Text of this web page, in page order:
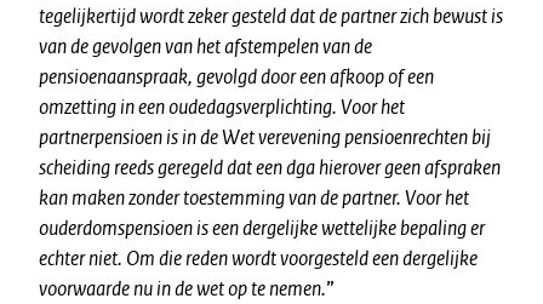
tegelijkertijd wordt zeker gesteld dat de partner zich bewust is
van de gevolgen van het afstempelen van de
pensioenaanspraak, gevolgd door een afkoop of een
omzetting in een oudedagsverplichting. Voor het
partnerpensioen is in de Wet verevening pensioenrechten bij
scheiding reeds geregeld dat een dga hierover geen afspraken
kan maken zonder toestemming van de partner. Voor het
ouderdomspensioen is een dergelijke wettelijke bepaling er
echter niet. Om die reden wordt voorgesteld een dergelijke
voorwaarde nu in de wet op te nemen.”